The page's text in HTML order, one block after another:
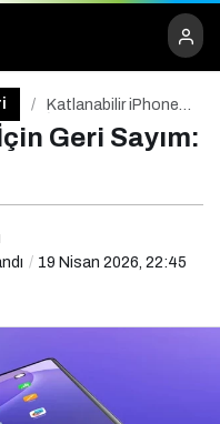
Katlanabilir iPhone
2026 Hedefi
Geri Sayım:
19 Nisan 2026, 22:45
Paylaş